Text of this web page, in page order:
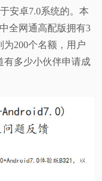
安卓7.0系统的。本
全网通高配版拥有3
200个名额，用户
有多少小伙伴申请成